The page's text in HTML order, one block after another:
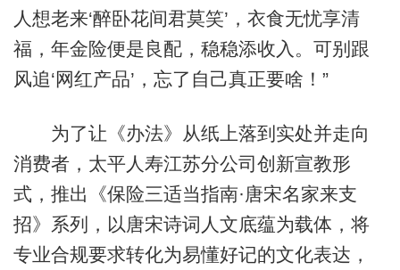
人想老来‘醉卧花间君莫笑’，衣食无忧享清
福，年金险便是良配，稳稳添收入。可别跟
风追‘网红产品’，忘了自己真正要啥！”
为了让《办法》从纸上落到实处并走向
消费者，太平人寿江苏分公司创新宣教形
式，推出《保险三适当指南·唐宋名家来支
招》系列，以唐宋诗词人文底蕴为载体，将
专业合规要求转化为易懂好记的文化表达，